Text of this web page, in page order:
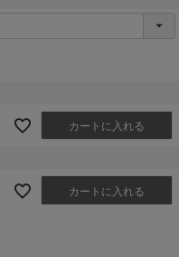
(
カートに入れる
カートに入れる